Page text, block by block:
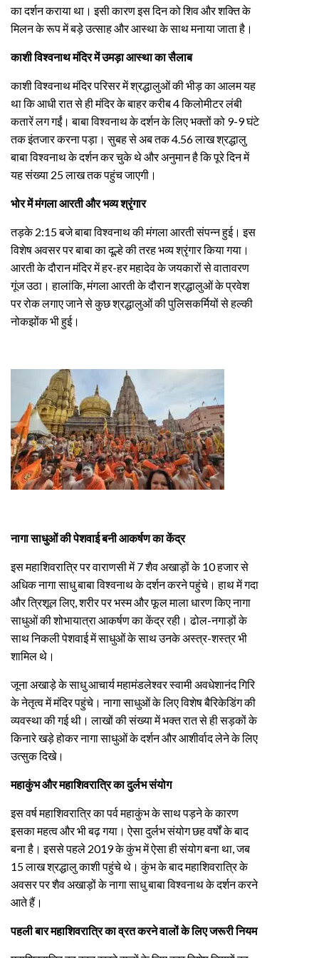
का दर्शन कराया था। इसी कारण इस दिन को शिव और शक्ति के
मिलन के रूप में बड़े उत्साह और आस्था के साथ मनाया जाता है।
काशी विश्वनाथ मंदिर में उमड़ा आस्था का सैलाब
काशी विश्वनाथ मंदिर परिसर में श्रद्धालुओं की भीड़ का आलम यह
था कि आधी रात से ही मंदिर के बाहर करीब 4 किलोमीटर लंबी
कतारें लग गईं। बाबा विश्वनाथ के दर्शन के लिए भक्तों को 9-9 घंटे
तक इंतजार करना पड़ा। सुबह से अब तक 4.56 लाख श्रद्धालु
बाबा विश्वनाथ के दर्शन कर चुके थे और अनुमान है कि पूरे दिन में
यह संख्या 25 लाख तक पहुंच जाएगी।
भोर में मंगला आरती और भव्य श्रृंगार
तड़के 2:15 बजे बाबा विश्वनाथ की मंगला आरती संपन्न हुई। इस
विशेष अवसर पर बाबा का दूल्हे की तरह भव्य श्रृंगार किया गया।
आरती के दौरान मंदिर में हर-हर महादेव के जयकारों से वातावरण
गूंज उठा। हालांकि, मंगला आरती के दौरान श्रद्धालुओं के प्रवेश
पर रोक लगाए जाने से कुछ श्रद्धालुओं की पुलिसकर्मियों से हल्की
नोकझोंक भी हुई।
नागा साधुओं की पेशवाई बनी आकर्षण का केंद्र
इस महाशिवरात्रि पर वाराणसी में 7 शैव अखाड़ों के 10 हजार से
अधिक नागा साधु बाबा विश्वनाथ के दर्शन करने पहुंचे। हाथ में गदा
और त्रिशूल लिए, शरीर पर भस्म और फूल माला धारण किए नागा
साधुओं की शोभायात्रा आकर्षण का केंद्र रही। ढोल-नगाड़ों के
साथ निकली पेशवाई में साधुओं के साथ उनके अस्त्र-शस्त्र भी
शामिल थे।
जूना अखाड़े के साधु आचार्य महामंडलेश्वर स्वामी अवधेशानंद गिरि
के नेतृत्व में मंदिर पहुंचे। नागा साधुओं के लिए विशेष बैरिकेडिंग की
व्यवस्था की गई थी। लाखों की संख्या में भक्त रात से ही सड़कों के
किनारे खड़े होकर नागा साधुओं के दर्शन और आशीर्वाद लेने के लिए
उत्सुक दिखे।
महाकुंभ और महाशिवरात्रि का दुर्लभ संयोग
इस वर्ष महाशिवरात्रि का पर्व महाकुंभ के साथ पड़ने के कारण
इसका महत्व और भी बढ़ गया। ऐसा दुर्लभ संयोग छह वर्षों के बाद
बना है। इससे पहले 2019 के कुंभ में ऐसा ही संयोग बना था, जब
15 लाख श्रद्धालु काशी पहुंचे थे। कुंभ के बाद महाशिवरात्रि के
अवसर पर शैव अखाड़ों के नागा साधु बाबा विश्वनाथ के दर्शन करने
आते हैं।
पहली बार महाशिवरात्रि का व्रत करने वालों के लिए जरूरी नियम